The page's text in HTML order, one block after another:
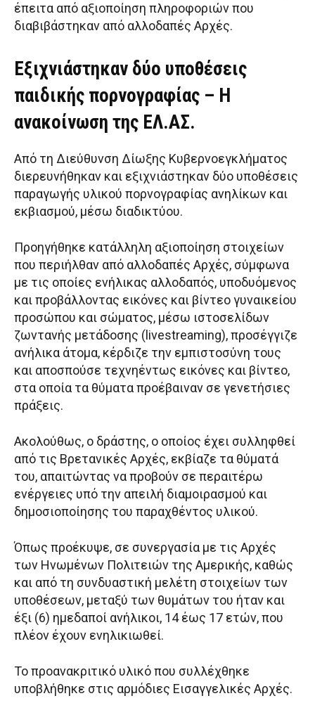
έπειτα από αξιοποίηση πληροφοριών που
διαβιβάστηκαν από αλλοδαπές Αρχές.
Εξιχνιάστηκαν δύο υποθέσεις
παιδικής πορνογραφίας – Η
ανακοίνωση της ΕΛ.ΑΣ.
Από τη Διεύθυνση Δίωξης Κυβερνοεγκλήματος
διερευνήθηκαν και εξιχνιάστηκαν δύο υποθέσεις
παραγωγής υλικού πορνογραφίας ανηλίκων και
εκβιασμού, μέσω διαδικτύου.
Προηγήθηκε κατάλληλη αξιοποίηση στοιχείων
που περιήλθαν από αλλοδαπές Αρχές, σύμφωνα
με τις οποίες ενήλικας αλλοδαπός, υποδυόμενος
και προβάλλοντας εικόνες και βίντεο γυναικείου
προσώπου και σώματος, μέσω ιστοσελίδων
ζωντανής μετάδοσης (livestreaming), προσέγγιζε
ανήλικα άτομα, κέρδιζε την εμπιστοσύνη τους
και αποσπούσε τεχνηέντως εικόνες και βίντεο,
στα οποία τα θύματα προέβαιναν σε γενετήσιες
πράξεις.
Ακολούθως, ο δράστης, ο οποίος έχει συλληφθεί
από τις Βρετανικές Αρχές, εκβίαζε τα θύματά
του, απαιτώντας να προβούν σε περαιτέρω
ενέργειες υπό την απειλή διαμοιρασμού και
δημοσιοποίησης του παραχθέντος υλικού.
Όπως προέκυψε, σε συνεργασία με τις Αρχές
των Ηνωμένων Πολιτειών της Αμερικής, καθώς
και από τη συνδυαστική μελέτη στοιχείων των
υποθέσεων, μεταξύ των θυμάτων του ήταν και
έξι (6) ημεδαποί ανήλικοι, 14 έως 17 ετών, που
πλέον έχουν ενηλικιωθεί.
Το προανακριτικό υλικό που συλλέχθηκε
υποβλήθηκε στις αρμόδιες Εισαγγελικές Αρχές.